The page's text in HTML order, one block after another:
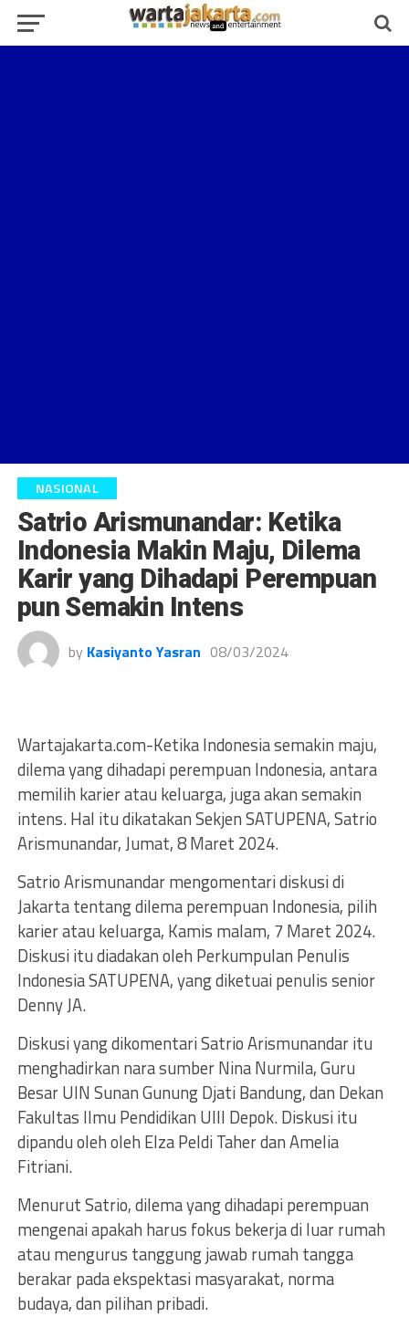
NASIONAL
Satrio Arismunandar: Ketika
Indonesia Makin Maju, Dilema
Karir yang Dihadapi Perempuan
pun Semakin Intens
by Kasiyanto Yasran 08/03/2024
Wartajakarta.com-Ketika Indonesia semakin maju,
dilema yang dihadapi perempuan Indonesia, antara
memilih karier atau keluarga, juga akan semakin
intens. Hal itu dikatakan Sekjen SATUPENA, Satrio
Arismunandar, Jumat, 8 Maret 2024.
Satrio Arismunandar mengomentari diskusi di
Jakarta tentang dilema perempuan Indonesia, pilih
karier atau keluarga, Kamis malam, 7 Maret 2024.
Diskusi itu diadakan oleh Perkumpulan Penulis
Indonesia SATUPENA, yang diketuai penulis senior
Denny JA.
Diskusi yang dikomentari Satrio Arismunandar itu
menghadirkan nara sumber Nina Nurmila, Guru
Besar UIN Sunan Gunung Djati Bandung, dan Dekan
Fakultas Ilmu Pendidikan UIII Depok. Diskusi itu
dipandu oleh oleh Elza Peldi Taher dan Amelia
Fitriani.
Menurut Satrio, dilema yang dihadapi perempuan
mengenai apakah harus fokus bekerja di luar rumah
atau mengurus tanggung jawab rumah tangga
berakar pada ekspektasi masyarakat, norma
budaya, dan pilihan pribadi.